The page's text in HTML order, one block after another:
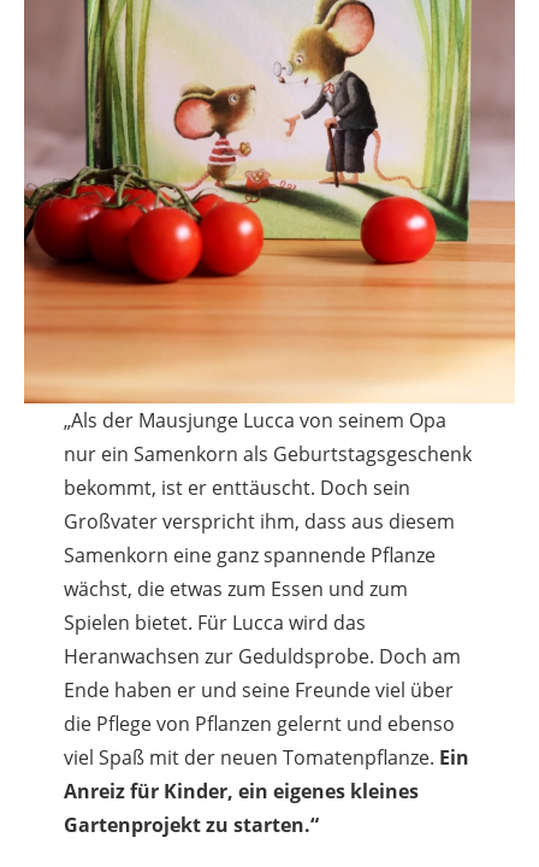
„Als der Mausjunge Lucca von seinem Opa
nur ein Samenkorn als Geburtstagsgeschenk
bekommt, ist er enttäuscht. Doch sein
Großvater verspricht ihm, dass aus diesem
Samenkorn eine ganz spannende Pflanze
wächst, die etwas zum Essen und zum
Spielen bietet. Für Lucca wird das
Heranwachsen zur Geduldsprobe. Doch am
Ende haben er und seine Freunde viel über
die Pflege von Pflanzen gelernt und ebenso
viel Spaß mit der neuen Tomatenpflanze. Ein
Anreiz für Kinder, ein eigenes kleines
Gartenprojekt zu starten.“